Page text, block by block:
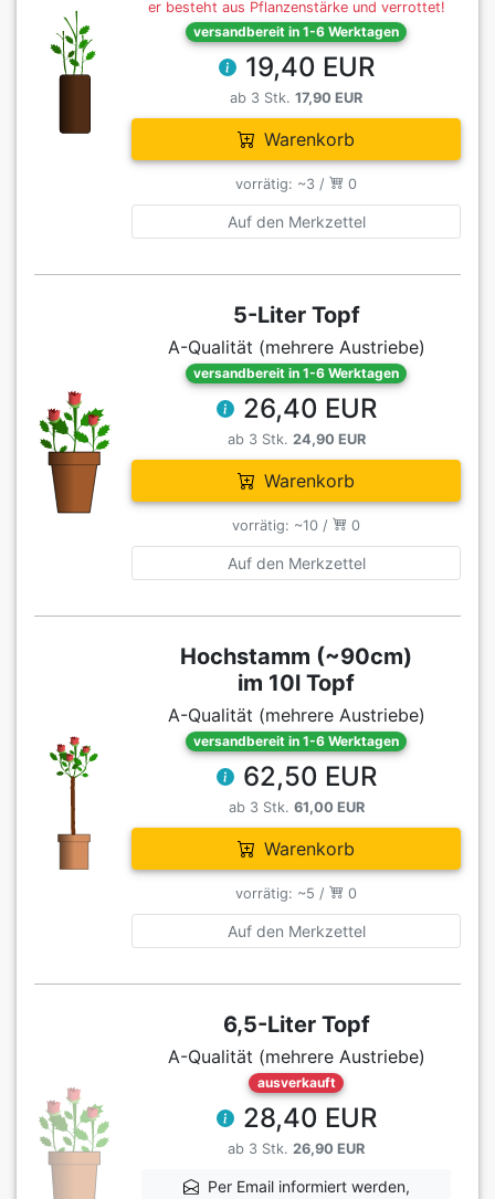
er besteht aus Pflanzenstärke und verrottet!
versandbereit in 1-6 Werktagen
19,40 EUR
ab 3 Stk. 17,90 EUR
Warenkorb
vorrätig: ~3 / 0
Auf den Merkzettel
5-Liter Topf
A-Qualität (mehrere Austriebe)
versandbereit in 1-6 Werktagen
26,40 EUR
ab 3 Stk. 24,90 EUR
Warenkorb
vorrätig: ~10 / 0
Auf den Merkzettel
Hochstamm (~90cm)
im 10l Topf
A-Qualität (mehrere Austriebe)
versandbereit in 1-6 Werktagen
62,50 EUR
ab 3 Stk. 61,00 EUR
Warenkorb
vorrätig: ~5 / 0
Auf den Merkzettel
6,5-Liter Topf
A-Qualität (mehrere Austriebe)
ausverkauft
28,40 EUR
ab 3 Stk. 26,90 EUR
Per Email informiert werden,